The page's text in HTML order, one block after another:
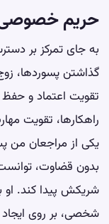
حریم
به جای تمرکز بر
گذاشتن پسوردها،
تقویت اعتماد و
راهکارها، تقویت
یکی از مراجعان من
بدون قضاوت،
شریکش پیدا کند.
شخصی، بر روی ایجاد